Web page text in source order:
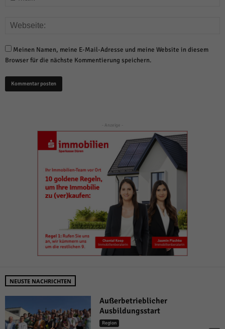
Meinen Namen, meine E-Mail-Adresse und meine Website in diesem
Browser für die nächste Kommentierung speichern.
- Anzeige -
NEUSTE NACHRICHTEN
Außerbetrieblicher
Ausbildungsstart
Region